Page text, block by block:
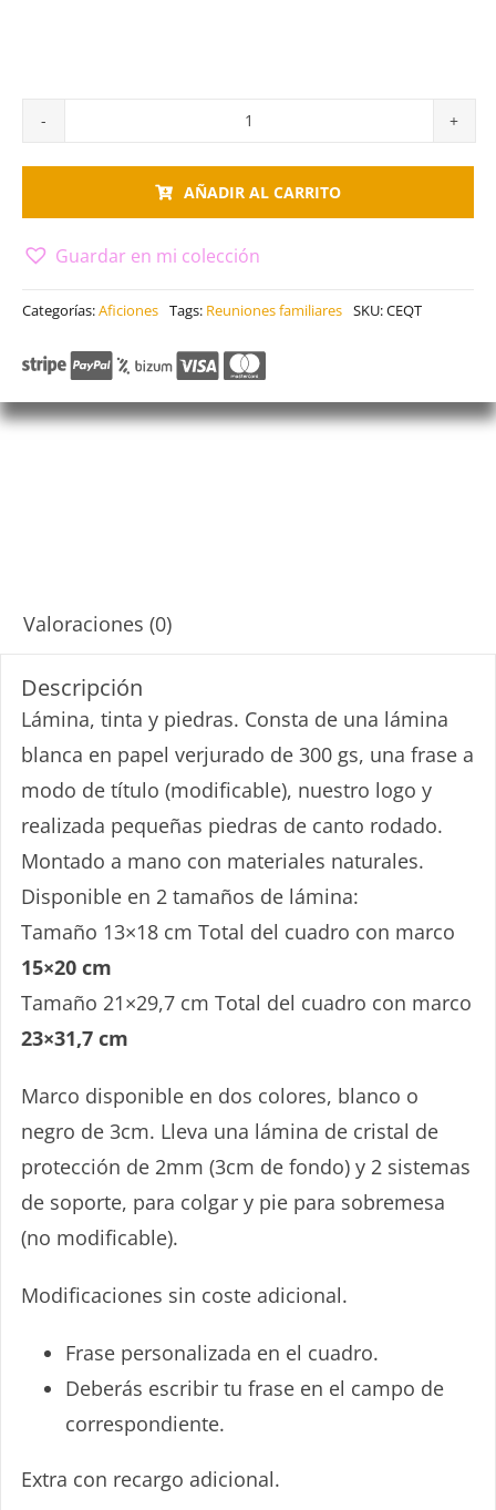
cantidad
AÑADIR AL CARRITO
Guardar en mi colección
Categorías:Aficiones Tags: Reuniones familiares SKU:CEQT
Valoraciones (0)
Descripción
Lámina, tinta y piedras. Consta de una lámina
blanca en papel verjurado de 300 gs, una frase a
modo de título (modificable), nuestro logo y
realizada pequeñas piedras de canto rodado.
Montado a mano con materiales naturales.
Disponible en 2 tamaños de lámina:
Tamaño 13×18 cm Total del cuadro con marco
15×20 cm
Tamaño 21×29,7 cm Total del cuadro con marco
23×31,7 cm
Marco disponible en dos colores, blanco o
negro de 3cm. Lleva una lámina de cristal de
protección de 2mm (3cm de fondo) y 2 sistemas
de soporte, para colgar y pie para sobremesa
(no modificable).
Modificaciones sin coste adicional.
Frase personalizada en el cuadro.
Deberás escribir tu frase en el campo de
correspondiente.
Extra con recargo adicional.
¡IDEA!
¡REGALA TARJETAS CON PIEDRA!